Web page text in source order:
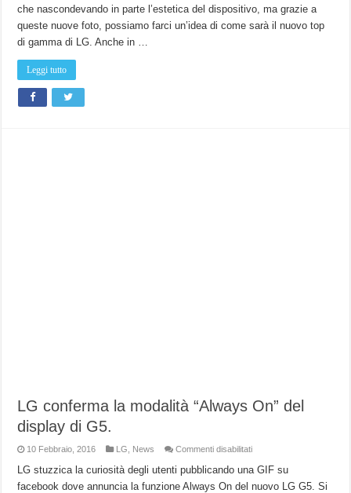
prime
immagini
del
che nascondevando in parte l’estetica del dispositivo, ma grazie a
queste nuove foto, possiamo farci un’idea di come sarà il nuovo top
di gamma di LG. Anche in …
Leggi tutto
LG conferma la modalità “Always On” del
display di G5.
10 Febbraio, 2016 LG News Commenti disabilitatisu
conferma
la
modalità
LG stuzzica la curiosità degli utenti pubblicando una GIF su
facebook dove annuncia la funzione Always On del nuovo LG G5. Si